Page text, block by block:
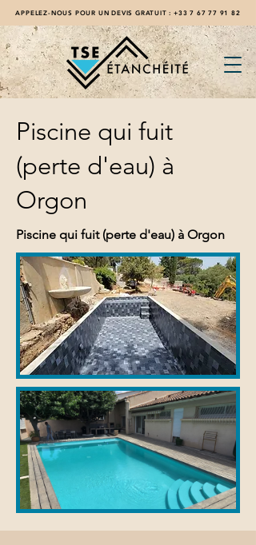
APPELEZ-NOUS POUR UN DEVIS GRATUIT : +33 7 67 77 91 82
Piscine qui fuit
(perte d'eau) à
Orgon
Piscine qui fuit (perte d'eau) à Orgon